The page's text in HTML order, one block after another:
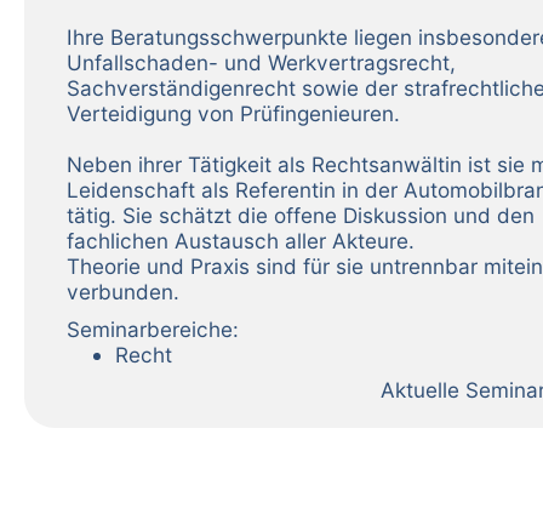
Ihre Beratungsschwerpunkte liegen
Unfallschaden- und Werkvertragsrecht,
Sachverständigenrecht sowie der
Verteidigung von Prüfingenieuren.
Neben ihrer Tätigkeit als Rechtsanwältin ist sie
Leidenschaft als Referentin in der
tätig. Sie schätzt die offene Diskussion und den
fachlichen Austausch aller Akteure.
Theorie und Praxis sind für sie untrennbar
verbunden.
Seminarbereiche:
Recht
Aktuelle